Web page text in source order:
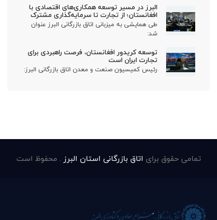
البرز در مسیر توسعه همکاری‌های اقتصادی با
افغانستان؛ از تجارت تا سرمایه‌گذاری مشترک
طی همایشی به میزبانی اتاق بازرگانی البرز عنوان
شد:
توسعه کریدور افغانستان، فرصت راهبردی برای
تجارت ایران است
رئیس کمیسیون صنعت و معدن اتاق بازرگانی البرز:
تمامی حقوق برای اتاق بازرگانی استان البرز . محفوظ است